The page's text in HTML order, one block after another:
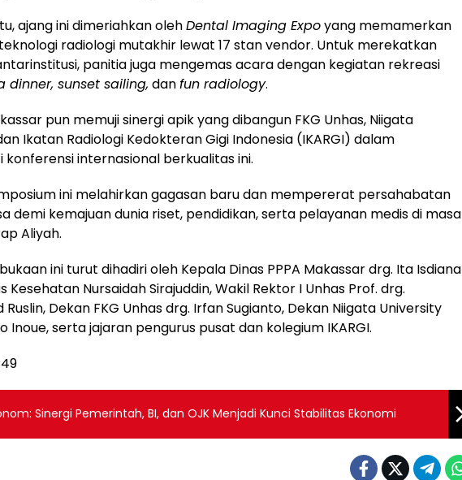
ajang ini dimeriahkan olehDental Imaging Expoyang memamerkan
radiologi mutakhir lewat 17 stan vendor. Untuk merekatkan
panitia juga mengemas acara dengan kegiatan rekreasi
dinner, sunset sailing, danfun radiology.
pun memuji sinergi apik yang dibangun FKG Unhas, Niigata
Ikatan Radiologi Kedokteran Gigi Indonesia (IKARGI) dalam
konferensi internasional berkualitas ini.
ini melahirkan gagasan baru dan mempererat persahabatan
demi kemajuan dunia riset, pendidikan, serta pelayanan medis di masa
Aliyah.
ini turut dihadiri oleh Kepala Dinas PPPA Makassar drg. Ita Isdiana
Kesehatan Nursaidah Sirajuddin, Wakil Rektor I Unhas Prof. drg.
Dekan FKG Unhas drg. Irfan Sugianto, Dekan Niigata University
Inoue, serta jajaran pengurus pusat dan kolegium IKARGI.
49
Sinergi Pemerintah, BI, dan OJK Menjadi Kunci Stabilitas Ekonomi